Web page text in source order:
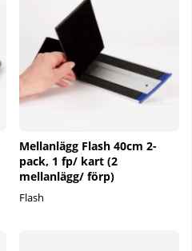
Mellanlägg Flash 40cm 2-
pack, 1 fp/ kart (2
mellanlägg/ förp)
Flash